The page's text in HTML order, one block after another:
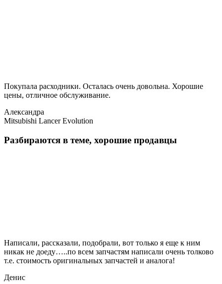
Покупала расходники. Осталась очень довольна. Хорошие
цены, отличное обслуживание.
Александра
Mitsubishi Lancer Evolution
Разбираются в теме, хорошие продавцы
Написали, рассказали, подобрали, вот только я еще к ним
никак не доеду…..по всем запчастям написали очень толково
т.е. стоимость оригинальных запчастей и аналога!
Денис